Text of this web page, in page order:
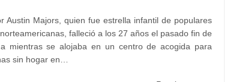
Austin Majors, quien fue estrella infantil de populares
falleció a los 27 años el pasado fin de
mientras se alojaba en un centro de acogida para
sin hogar en…